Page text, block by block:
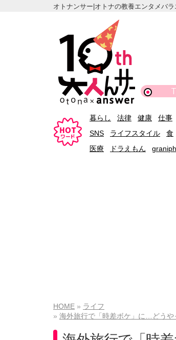
オトナンサー|オトナの教養エンタメバラ
暮らし 法律 健康 仕事
SNS
ライフスタイル 食
医療
ドラえもん graniph
HOME
ライフ
海外旅行で「時差ボケ」に…どう